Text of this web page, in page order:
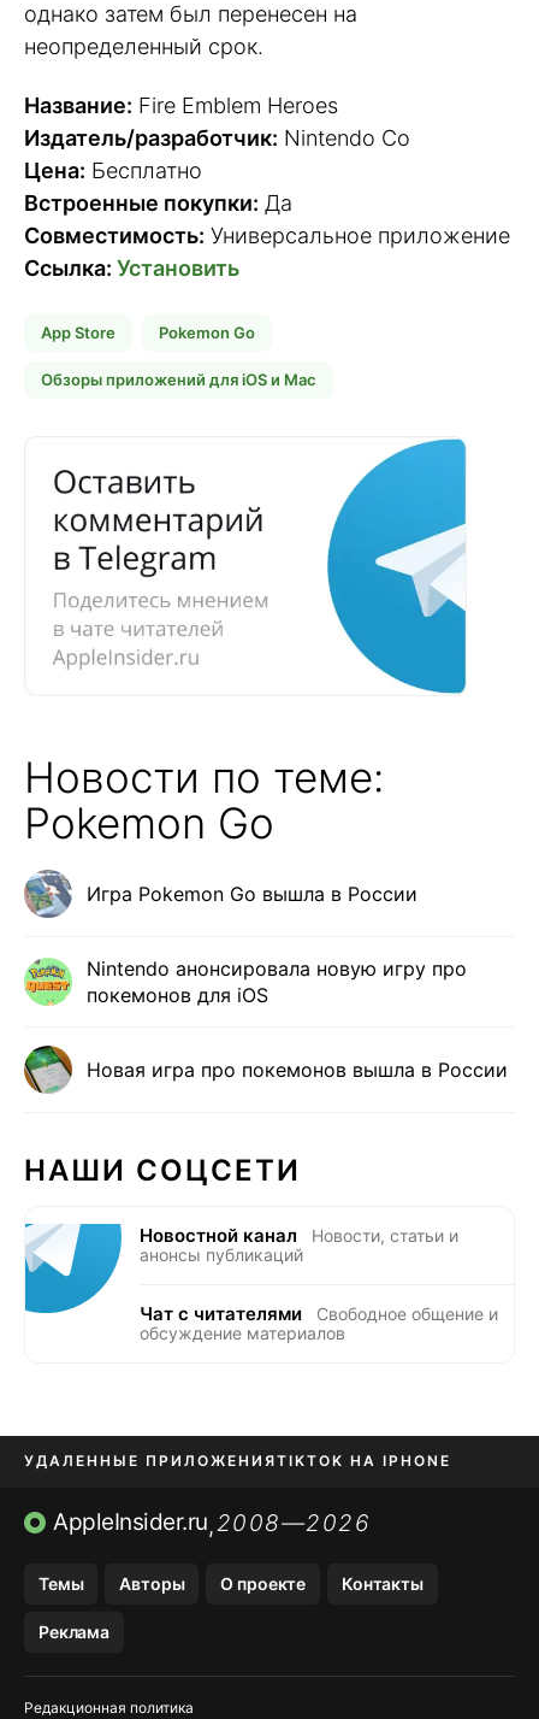
однако затем был перенесен на
неопределенный срок.
Название: Fire Emblem Heroes
Издатель/разработчик: Nintendo Co
Цена: Бесплатно
Встроенные покупки: Да
Совместимость: Универсальное приложение
Ссылка: Установить
App Store Pokemon Go
Обзоры приложений для iOS и Mac
Новости по теме:
Pokemon Go
Игра Pokemon Go вышла в России
Nintendo анонсировала новую игру про
покемонов для iOS
Новая игра про покемонов вышла в России
НАШИ СОЦСЕТИ
Новостной канал
Новости, статьи и
анонсы публикаций
Чат с читателями
Свободное общение и
обсуждение материалов
УДАЛЕННЫЕ ПРИЛОЖЕНИЯTIKTOK НА IPHONE
ПРИЛОЖЕНИЯ БЕЗ APP STORE
AppleInsider.ru,2008—2026
Темы Авторы О проекте Контакты
Реклама
Редакционная политика